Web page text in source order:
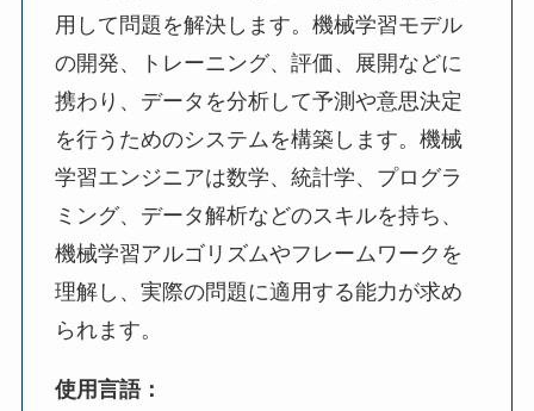
用して問題を解決します。機械学習モデル
の開発、トレーニング、評価、展開などに
携わり、データを分析して予測や意思決定
を行うためのシステムを構築します。機械
学習エンジニアは数学、統計学、プログラ
ミング、データ解析などのスキルを持ち、
機械学習アルゴリズムやフレームワークを
理解し、実際の問題に適用する能力が求め
られます。
使用言語：